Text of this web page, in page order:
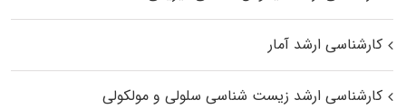
کارشناسی ارشد آمار
کارشناسی ارشد زیست شناسی سلولی و مولکولی